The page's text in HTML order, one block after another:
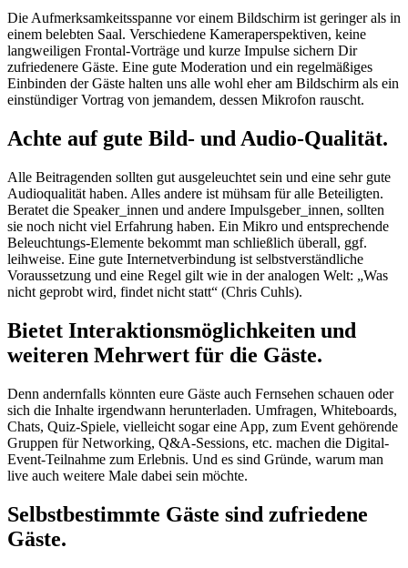
Die Aufmerksamkeitsspanne vor einem Bildschirm ist geringer als in
einem belebten Saal. Verschiedene Kameraperspektiven, keine
langweiligen Frontal-Vorträge und kurze Impulse sichern Dir
zufriedenere Gäste. Eine gute Moderation und ein regelmäßiges
Einbinden der Gäste halten uns alle wohl eher am Bildschirm als ein
einstündiger Vortrag von jemandem, dessen Mikrofon rauscht.
Achte auf gute Bild- und Audio-Qualität.
Alle Beitragenden sollten gut ausgeleuchtet sein und eine sehr gute
Audioqualität haben. Alles andere ist mühsam für alle Beteiligten.
Beratet die Speaker_innen und andere Impulsgeber_innen, sollten
sie noch nicht viel Erfahrung haben. Ein Mikro und entsprechende
Beleuchtungs-Elemente bekommt man schließlich überall, ggf.
leihweise. Eine gute Internetverbindung ist selbstverständliche
Voraussetzung und eine Regel gilt wie in der analogen Welt: „Was
nicht geprobt wird, findet nicht statt“ (Chris Cuhls).
Bietet Interaktionsmöglichkeiten und
weiteren Mehrwert für die Gäste.
Denn andernfalls könnten eure Gäste auch Fernsehen schauen oder
sich die Inhalte irgendwann herunterladen. Umfragen, Whiteboards,
Chats, Quiz-Spiele, vielleicht sogar eine App, zum Event gehörende
Gruppen für Networking, Q&A-Sessions, etc. machen die Digital-
Event-Teilnahme zum Erlebnis. Und es sind Gründe, warum man
live auch weitere Male dabei sein möchte.
Selbstbestimmte Gäste sind zufriedene
Gäste.